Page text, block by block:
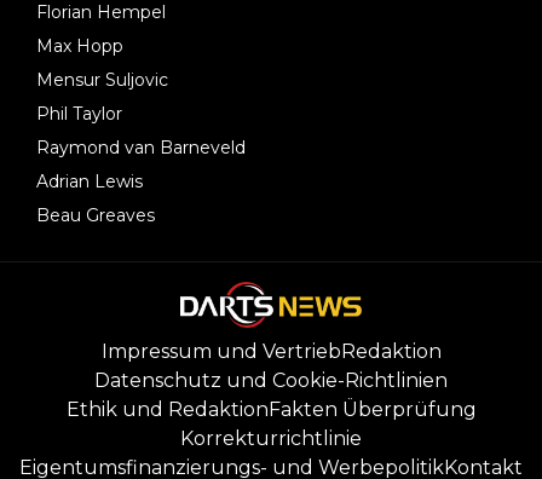
Florian Hempel
Max Hopp
Mensur Suljovic
Phil Taylor
Raymond van Barneveld
Adrian Lewis
Beau Greaves
Impressum und VertriebRedaktion
Datenschutz und Cookie-Richtlinien
Ethik und RedaktionFakten Überprüfung
Korrekturrichtlinie
Eigentumsfinanzierungs- und WerbepolitikKontakt